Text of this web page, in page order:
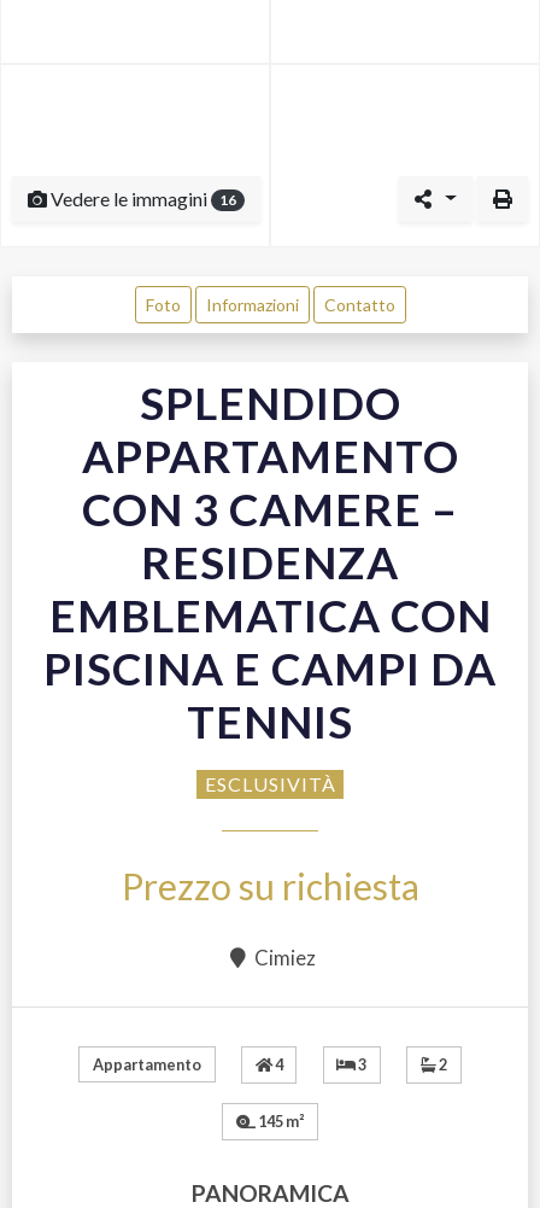
Vedere le immagini 16
Foto Informazioni Contatto
SPLENDIDO
APPARTAMENTO
CON 3 CAMERE –
RESIDENZA
EMBLEMATICA CON
PISCINA E CAMPI DA
TENNIS
ESCLUSIVITÀ
Prezzo su richiesta
Cimiez
Appartamento 4 3 2
145 m²
PANORAMICA